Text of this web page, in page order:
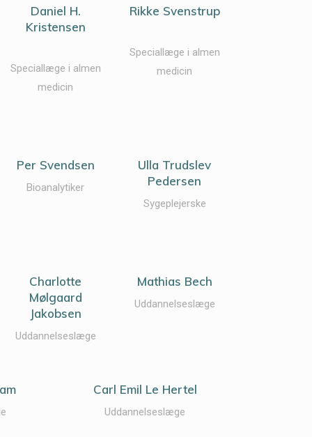
Daniel H.
Kristensen
Speciallæge i almen
medicin
Rikke Svenstrup
Speciallæge i almen
medicin
Per Svendsen
Bioanalytiker
Ulla Trudslev
Pedersen
Sygeplejerske
Charlotte
Mølgaard
Jakobsen
Uddannelseslæge
Mathias Bech
Uddannelseslæge
Carl Emil Le Hertel
Uddannelseslæge